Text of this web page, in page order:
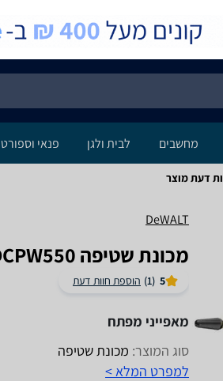
מחשבים לבית ולגן פנאי וספורט
DeWALT
‏מכונת שטיפה DeWALT DCPW550
5
(1) הוספת חוות דעת
מאפייני מפתח
סוג המוצר: מכונת שטיפה
למפרט המלא >